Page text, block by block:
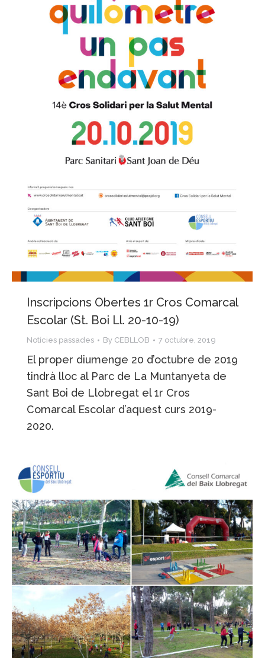
Inscripcions Obertes 1r Cros Comarcal
Escolar (St. Boi Ll. 20-10-19)
Notícies passades By CEBLLOB 7 octubre, 2019
El proper diumenge 20 d’octubre de 2019
tindrà lloc al Parc de La Muntanyeta de
Sant Boi de Llobregat el 1r Cros
Comarcal Escolar d’aquest curs 2019-
2020.